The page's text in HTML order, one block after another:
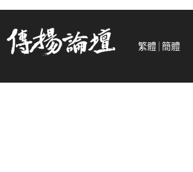
繁體 簡體